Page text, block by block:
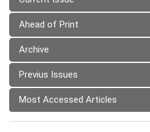
Ahead of Print
Archive
Previus Issues
Most Accessed Articles